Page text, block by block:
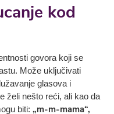
kod
govora koji se
Može uključivati
glasova i
želi nešto reći, ali kao da
biti: „m-m-mama“,